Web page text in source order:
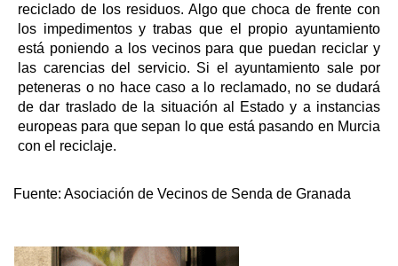
reciclado de los residuos. Algo que choca de frente con
los impedimentos y trabas que el propio ayuntamiento
está poniendo a los vecinos para que puedan reciclar y
las carencias del servicio. Si el ayuntamiento sale por
peteneras o no hace caso a lo reclamado, no se dudará
de dar traslado de la situación al Estado y a instancias
europeas para que sepan lo que está pasando en Murcia
con el reciclaje.
Fuente: Asociación de Vecinos de Senda de Granada